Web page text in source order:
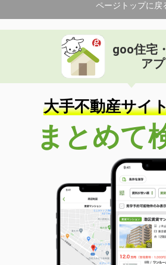
ページトップに戻
goo住宅
ア
大手不動産サイ
まとめて